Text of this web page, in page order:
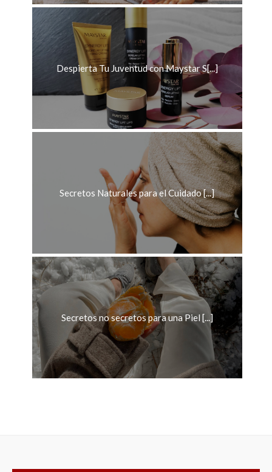
Despierta Tu Juventud con Maystar S[...]
Secretos Naturales para el Cuidado [...]
Secretos no secretos para una Piel [...]